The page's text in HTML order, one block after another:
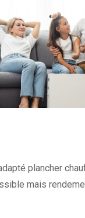
plancher
mais